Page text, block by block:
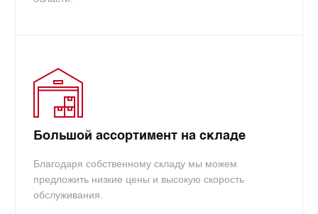
Большой ассортимент на складе
Благодаря собственному складу мы можем
предложить низкие цены и высокую скорость
обслуживания.